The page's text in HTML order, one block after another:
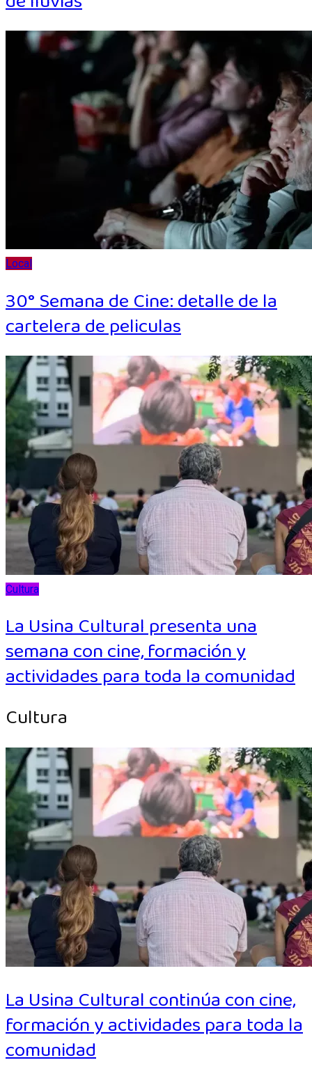
Local
30° Semana de Cine: detalle de la
cartelera de peliculas
Cultura
La Usina Cultural presenta una
semana con cine, formación y
actividades para toda la comunidad
Cultura
La Usina Cultural continúa con cine,
formación y actividades para toda la
comunidad